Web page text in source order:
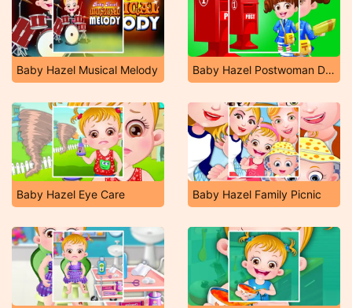
Baby Hazel Musical Melody Baby Hazel Postwoman Dressup
Baby Hazel Eye Care Baby Hazel Family Picnic